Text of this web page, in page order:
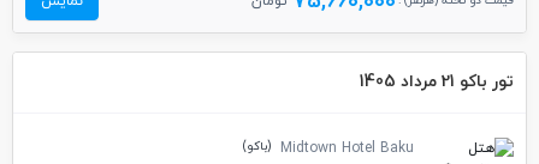
تور باکو 21 مرداد 1405
Midtown Hotel Baku (باکو)